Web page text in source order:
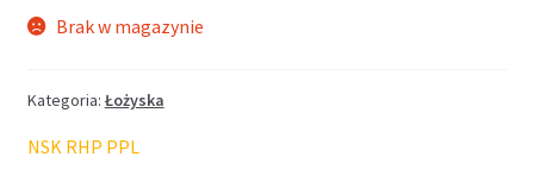
Brak w magazynie
Kategoria: Łożyska
NSK RHP PPL